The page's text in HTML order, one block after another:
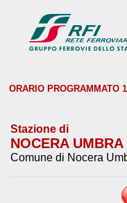
ORARIO PROGRAMMATO
Stazione di
NOCERA UMBRA
Comune di Nocera